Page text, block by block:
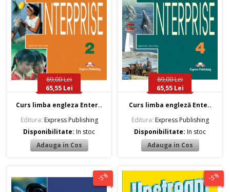
69,00 Lei
65,55 Lei
Curs limba engleza Enter..
Editura: Express Publishing
Disponibilitate:In stoc
69,00 Lei
65,55 Lei
Curs limba engleză Ente..
Editura: Express Publishing
Disponibilitate:In stoc
-5% -5%